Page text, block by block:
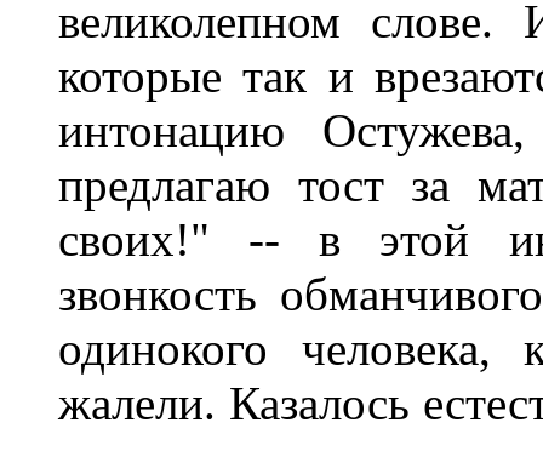
великолепном
которые так и
интонацию
предлагаю тост за
своих!" -- в этой
звонкость
одинокого
жалели. Казалось